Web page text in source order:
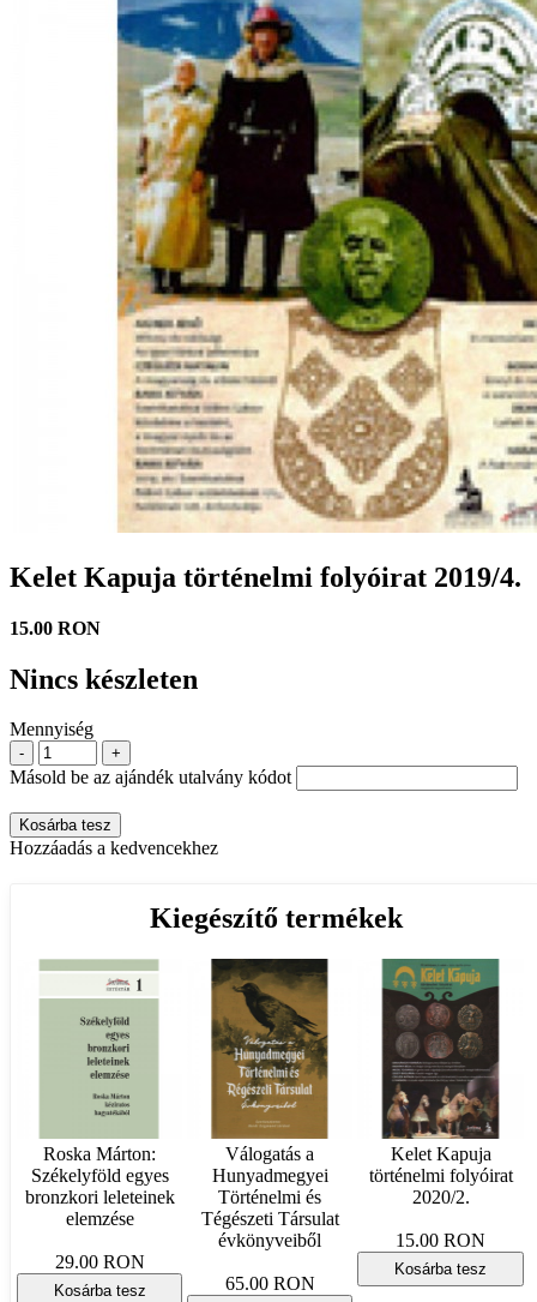
Kelet Kapuja történelmi folyóirat 2019/4.
15.00 RON
Nincs készleten
Mennyiség
- +
Másold be az ajándék utalvány kódot
Kosárba tesz
Hozzáadás a kedvencekhez
Kiegészítő termékek
Roska Márton:
Székelyföld egyes
bronzkori leleteinek
elemzése
29.00 RON
Kosárba tesz
Válogatás a
Hunyadmegyei
Történelmi és
Tégészeti Társulat
évkönyveiből
65.00 RON
Kelet Kapuja
történelmi folyóirat
2020/2.
15.00 RON
Kosárba tesz